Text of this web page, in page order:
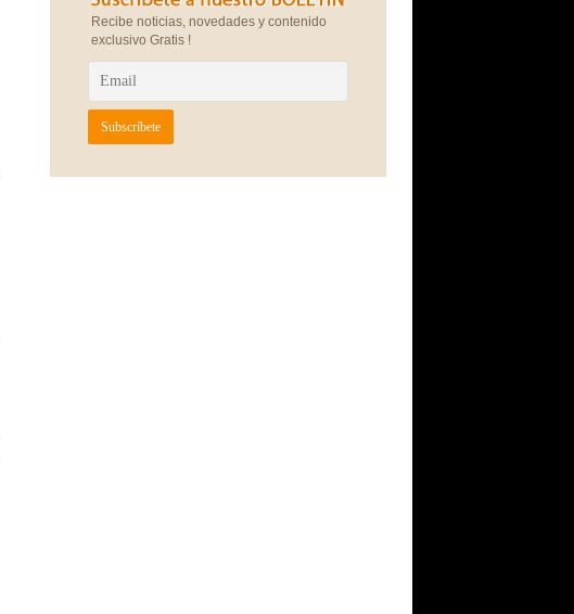
Recibe noticias, novedades y contenido
exclusivo Gratis !